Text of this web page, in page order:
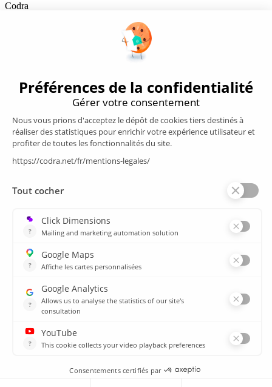
Codra
Éditeur des logiciels Panorama Suite et COOX Origin, CODRA est
également un acteur reconnu dans le secteur de l'ingénierie logicielle
Supervision/SCADA
Suivi énergie
MES
Formations
plan du site
Ressources
Médiathèque
CSIRT
Agences
Agences
© 2026 CODRA. Tous Droits Réservés.
MENTIONS LÉGALES & DONNÉES PERSONNELLES